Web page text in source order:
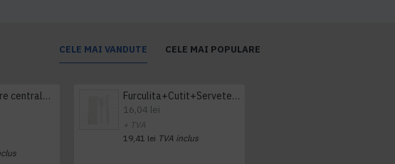
CELE MAI VANDUTE CELE MAI POPULARE
Prosop derulare centrala 1 pliu, 300 m Tork Furculita+Cutit+Servetel 100buc/set
16,04 lei
+ TVA
19,41 lei TVA inclus